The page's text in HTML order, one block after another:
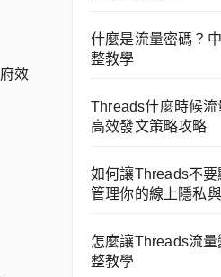
效
什麼是流量密碼？
整教學
Threads什麼時候
高效發文策略攻略
如何讓Threads不
管理你的線上隱私
怎麼讓Threads流
整教學